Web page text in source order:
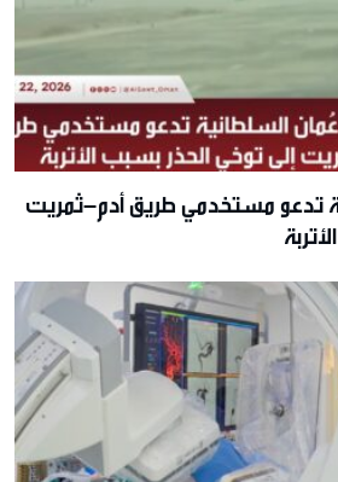
تدعو مستخدمي طريق أدم–ثمريت